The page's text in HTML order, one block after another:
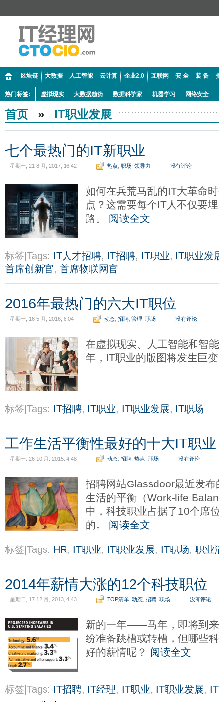
区块链 大数据 人工智能 云计算 企业2.0 互联网 安 全 装 备
热门标签: 虚拟现实 大数据趋势 数据科学家 机器学习 网络安全
首页 » IT职业发展
七个最热门的IT新职业
星期一, 21 8 月, 2017, 16:42 热点 职场 领导力 没有评论
如何在兵荒马乱的IT大革命
点？这需要每个IT人不仅要
路。 阅读全文
标签|Tags: IT人才招聘, IT招聘, IT职业, IT职业发
首席创新官, 首席物联网官
2016年最热门的六大IT职位
星期一, 16 5 月, 2016, 8:04 动态 招聘 管理 职场 没有评论
在虚拟现实、人工智能和智
年，IT职业的版图将发生巨
标签|Tags: IT招聘, IT职业, IT职业发展, IT职场
工作生活平衡性最好的十大IT职业
星期一, 26 10 月, 2015, 4:48 动态 招聘 热点 职场 没有评论
招聘网站Glassdoor最近发
生活的平衡（Work-life
中，科技职业占据了10个席
的。 阅读全文
标签|Tags: HR, IT职业, IT职业发展, IT职场, 职业
2014年薪情大涨的12个科技职位
星期二, 17 12 月, 2013, 4:43 TOP清单 动态 招聘 职场 没有评论
新的一年——马年，即将到
纷准备跳槽或转槽，但哪些
好的薪情呢？ 阅读全文
标签|Tags: IT招聘, IT经理, IT职业, IT职业发展,